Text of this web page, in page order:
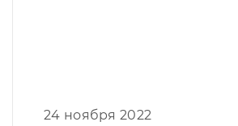
24 ноября 2022